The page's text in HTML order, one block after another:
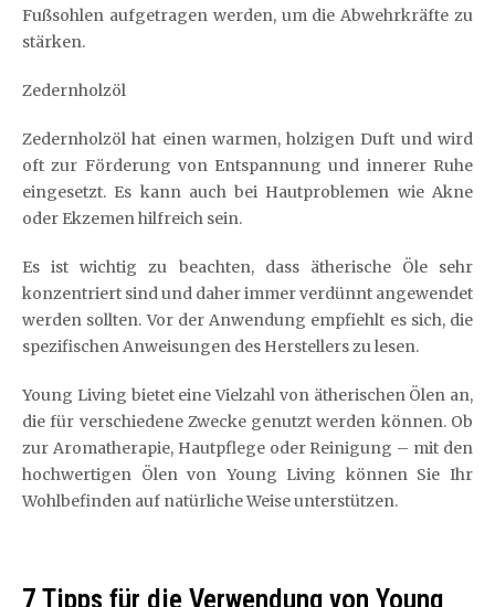
Fußsohlen aufgetragen werden, um die Abwehrkräfte zu
stärken.
Zedernholzöl
Zedernholzöl hat einen warmen, holzigen Duft und wird
oft zur Förderung von Entspannung und innerer Ruhe
eingesetzt. Es kann auch bei Hautproblemen wie Akne
oder Ekzemen hilfreich sein.
Es ist wichtig zu beachten, dass ätherische Öle sehr
konzentriert sind und daher immer verdünnt angewendet
werden sollten. Vor der Anwendung empfiehlt es sich, die
spezifischen Anweisungen des Herstellers zu lesen.
Young Living bietet eine Vielzahl von ätherischen Ölen an,
die für verschiedene Zwecke genutzt werden können. Ob
zur Aromatherapie, Hautpflege oder Reinigung – mit den
hochwertigen Ölen von Young Living können Sie Ihr
Wohlbefinden auf natürliche Weise unterstützen.
7 Tipps für die Verwendung von Young